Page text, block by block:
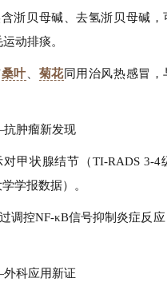
浙贝母碱、去氢浙贝母碱，
动排痰。
桑叶、 菊花同用治风热感冒，
肿瘤新发现
甲状腺结节（TI-RADS 3-4
学报数据）。
调控NF-κB信号抑制炎症反
科应用新证